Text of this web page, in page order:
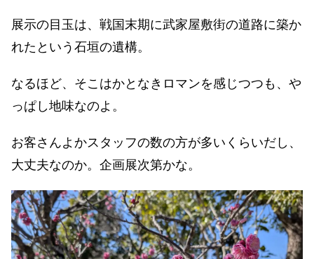
展示の目玉は、戦国末期に武家屋敷街の道路に築か
れたという石垣の遺構。
なるほど、そこはかとなきロマンを感じつつも、や
っぱし地味なのよ。
お客さんよかスタッフの数の方が多いくらいだし、
大丈夫なのか。企画展次第かな。